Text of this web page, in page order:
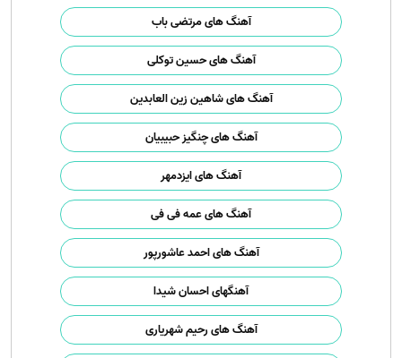
آهنگ های مرتضی باب
آهنگ های حسین توکلی
آهنگ های شاهین زین العابدین
آهنگ های چنگیز حبیبیان
آهنگ های ایزدمهر
آهنگ های عمه فی فی
آهنگ های احمد عاشورپور
آهنگهای احسان شیدا
آهنگ های رحیم شهریاری